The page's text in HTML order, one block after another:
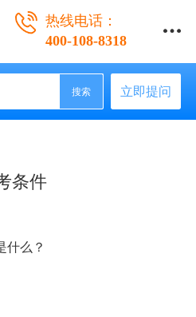
热线电话：
400-108-8318
搜索 立即提问
条件
什么？